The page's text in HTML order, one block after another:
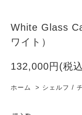
White Glass
ワイト）
132,000円(税
ホーム > シェルフ /